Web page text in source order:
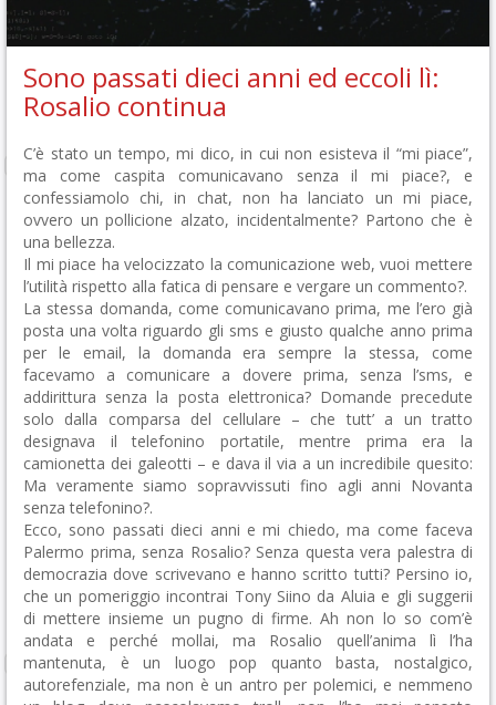
Sono passati dieci anni ed eccoli lì:
Rosalio continua
C’è stato un tempo, mi dico, in cui non esisteva il “mi piace”,
ma come caspita comunicavano senza il mi piace?, e
confessiamolo chi, in chat, non ha lanciato un mi piace,
ovvero un pollicione alzato, incidentalmente? Partono che è
una bellezza.
Il mi piace ha velocizzato la comunicazione web, vuoi mettere
l’utilità rispetto alla fatica di pensare e vergare un commento?.
La stessa domanda, come comunicavano prima, me l’ero già
posta una volta riguardo gli sms e giusto qualche anno prima
per le email, la domanda era sempre la stessa, come
facevamo a comunicare a dovere prima, senza l’sms, e
addirittura senza la posta elettronica? Domande precedute
solo dalla comparsa del cellulare – che tutt’ a un tratto
designava il telefonino portatile, mentre prima era la
camionetta dei galeotti – e dava il via a un incredibile quesito:
Ma veramente siamo sopravvissuti fino agli anni Novanta
senza telefonino?.
Ecco, sono passati dieci anni e mi chiedo, ma come faceva
Palermo prima, senza Rosalio?Senza questa vera palestra di
democrazia dove scrivevano e hanno scritto tutti? Persino io,
che un pomeriggio incontrai Tony Siino da Aluia e gli suggerii
di mettere insieme un pugno di firme. Ah non lo so com’è
andata e perché mollai, ma Rosalio quell’anima lì l’ha
mantenuta, è un luogo pop quanto basta, nostalgico,
autorefenziale, ma non è un antro per polemici, e nemmeno